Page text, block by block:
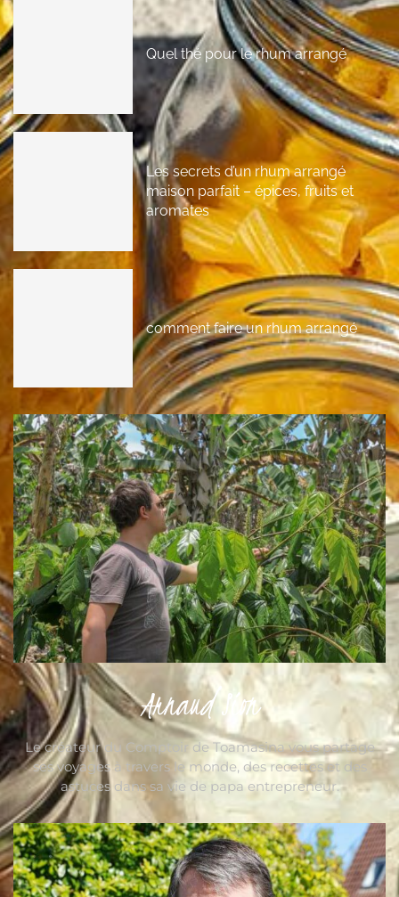
Quel thé pour le rhum arrangé
Les secrets d’un rhum arrangé
maison parfait – épices, fruits et
aromates
comment faire un rhum arrangé
Arnaud Sion
Le créateur du Comptoir de Toamasina vous partage
ses voyages à travers le monde, des recettes et des
astuces dans sa vie de papa entrepreneur.